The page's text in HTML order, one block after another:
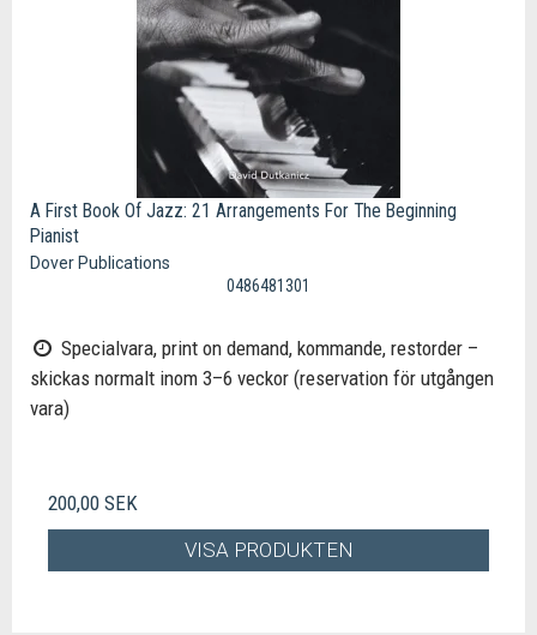
A First Book Of Jazz: 21 Arrangements For The Beginning
Pianist
Dover Publications
0486481301
Specialvara, print on demand, kommande, restorder –
skickas normalt inom 3–6 veckor (reservation för utgången
vara)
200,00 SEK
VISA PRODUKTEN